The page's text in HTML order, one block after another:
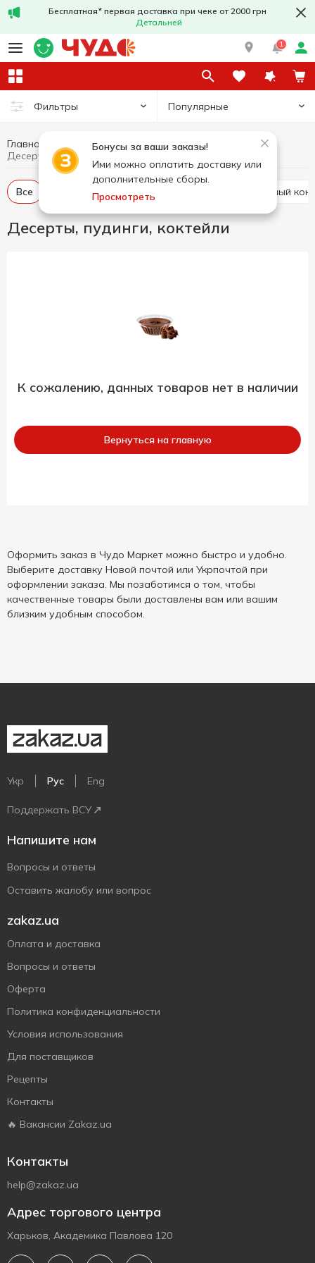
Бесплатная* первая доставка при чеке от 2000 грн
Детальней
1
Фильтры Популярные
Бонусы за ваши заказы!
Ими можно оплатить доставку или
дополнительные сборы.
Просмотреть
Главная Яйца и молочные продукты
Все Молочные и творожные десерты Молочный
Десерты, пудинги, коктейли
К сожалению, данных товаров нет в наличии
Вернуться на главную
Оформить заказ в Чудо Маркет можно быстро и удобно.
Выберите доставку Новой почтой или Укрпочтой при
оформлении заказа. Мы позаботимся о том, чтобы
качественные товары были доставлены вам или вашим
близким удобным способом.
Укр Рус Eng
Поддержать ВСУ
Напишите нам
Вопросы и ответы
Оставить жалобу или вопрос
zakaz.ua
Оплата и доставка
Вопросы и ответы
Оферта
Политика конфиденциальности
Условия использования
Для поставщиков
Рецепты
Контакты
🔥 Вакансии Zakaz.ua
Контакты
help@zakaz.ua
Адрес торгового центра
Харьков, Академика Павлова 120